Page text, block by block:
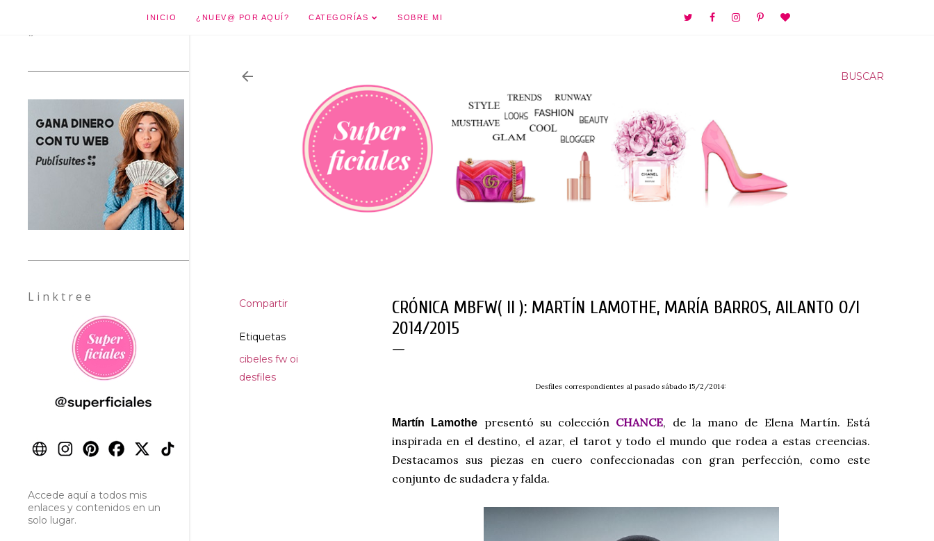
INICIO ¿NUEV@ POR AQUÍ? CATEGORÍAS SOBRE MI
Ir al contenido principal
BUSCAR
Compartir
Etiquetas
cibeles fw oi
desfiles
CRÓNICA MBFW( II ): MARTÍN LAMOTHE, MARÍA BARROS, AILANTO O/I
2014/2015
Desfiles correspondientes al pasado sábado 15/2/2014:
Martín Lamothe presentó su colección CHANCE, de la mano de Elena Martín. Está
inspirada en el destino, el azar, el tarot y todo el mundo que rodea a estas creencias.
Destacamos sus piezas en cuero confeccionadas con gran perfección, como este
conjunto de sudadera y falda.
*
L i n k t r e e
Accede aquí a todos mis
enlaces y contenidos en un
solo lugar.